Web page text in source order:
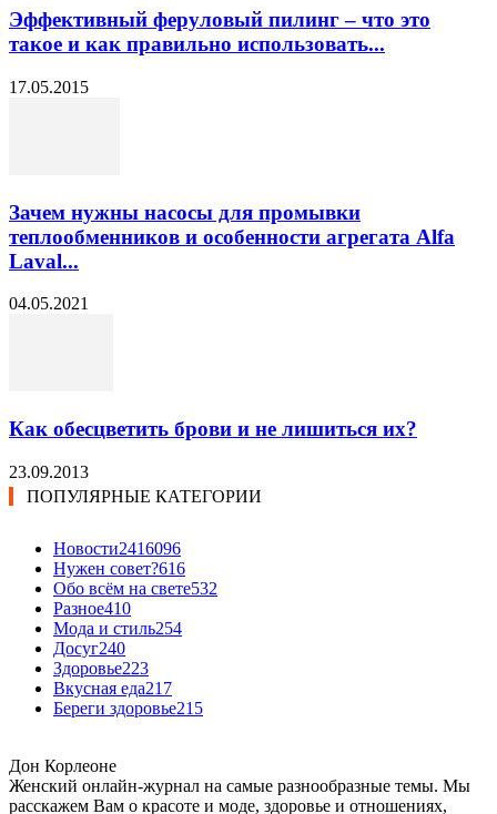
Эффективный феруловый пилинг – что это
такое и как правильно использовать...
17.05.2015
Зачем нужны насосы для промывки
теплообменников и особенности агрегата Alfa
Laval...
04.05.2021
Как обесцветить брови и не лишиться их?
23.09.2013
ПОПУЛЯРНЫЕ КАТЕГОРИИ
Новости2416096
Нужен совет?616
Обо всём на свете532
Разное410
Мода и стиль254
Досуг240
Здоровье223
Вкусная еда217
Береги здоровье215
Дон Корлеоне
Женский онлайн-журнал на самые разнообразные темы. Мы
расскажем Вам о красоте и моде, здоровье и отношениях,